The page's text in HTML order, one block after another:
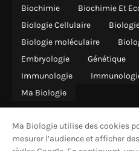
Biochimie Biochimie Et
Biologie Cellulaire
Biologie moléculaire
Embryologie
Génétique
Immunologie
Ma Biologie
Ma Biologie utilise des cookies
mesurer l’audience et afficher